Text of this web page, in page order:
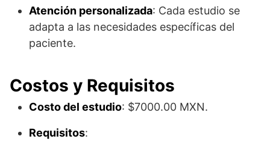
Atención personalizada: Cada estudio se
adapta a las necesidades específicas del
paciente.
Costos y Requisitos
Costo del estudio: $7000.00 MXN.
Requisitos: